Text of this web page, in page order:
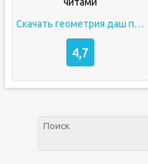
Скачать геометрия даш полную версию с читами
4,7